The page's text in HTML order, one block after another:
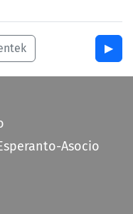
▶︎
Asocio